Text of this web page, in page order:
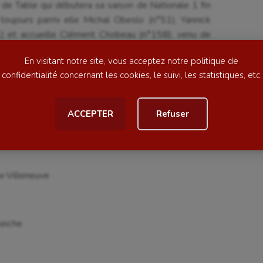
En visitant notre site, vous acceptez notre politique de
confidentialité concernant les cookies, le suivi, les statistiques, etc.
ACCEPTER Refuser
américain
Moto
Natation artistique
Outdoor
Table qui débutera sa saison de Nationale 1 fin
parmi elle Michal Obeslo (n°51), Yannick
et accueille Clément Chobeau (n°158), venu de
Villeneuve